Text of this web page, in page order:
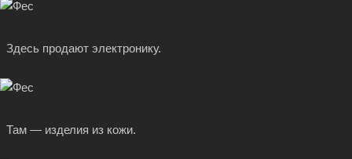
Здесь продают электронику.
Там — изделия из кожи.